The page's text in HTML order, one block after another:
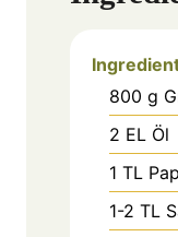
800 g
2 EL Öl
1 TL
1-2 TL